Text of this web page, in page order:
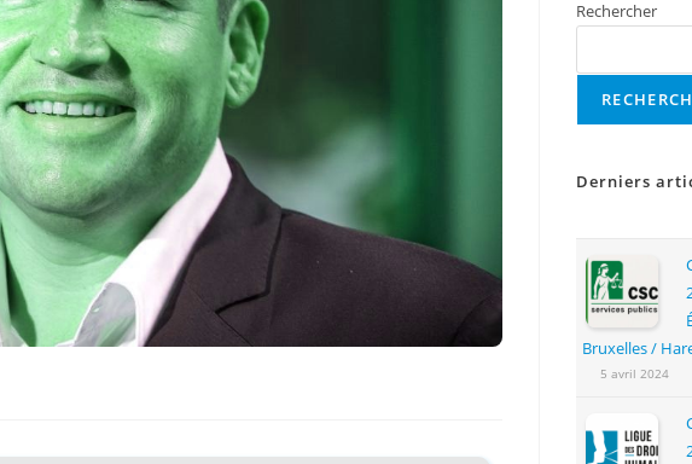
Rechercher
Derniers
Bruxelles /
5 avril 2024